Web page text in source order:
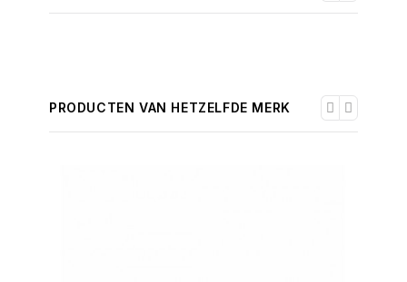
PRODUCTEN VAN HETZELFDE MERK